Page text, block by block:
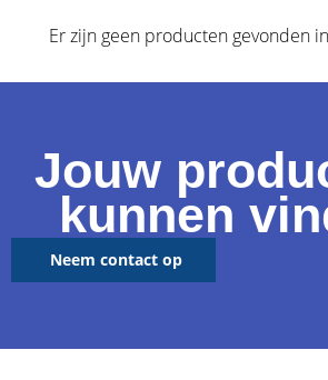
Er zijn geen producten gevonden
Jouw
kunnen
Neem contact op